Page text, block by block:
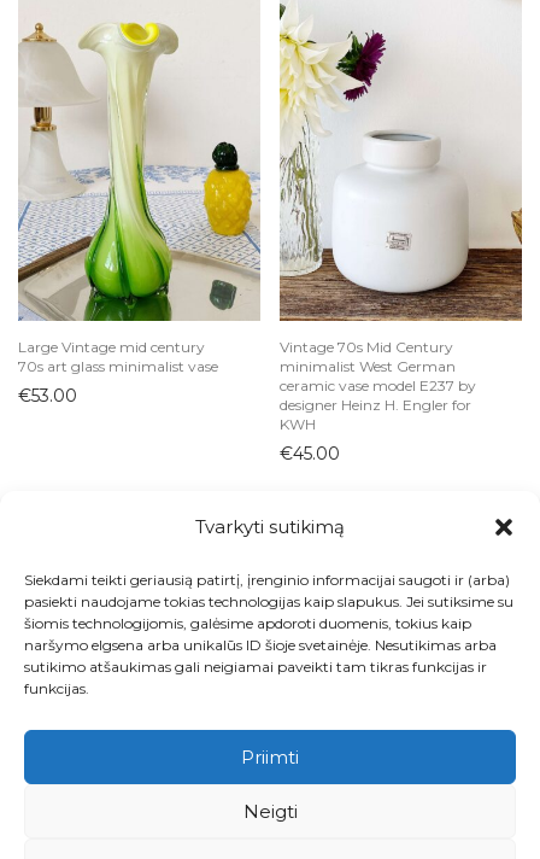
Tvarkyti sutikimą
Siekdami teikti geriausią patirtį, įrenginio informacijai saugoti ir (arba)
pasiekti naudojame tokias technologijas kaip slapukus. Jei sutiksime su
šiomis technologijomis, galėsime apdoroti duomenis, tokius kaip
naršymo elgsena arba unikalūs ID šioje svetainėje. Nesutikimas arba
sutikimo atšaukimas gali neigiamai paveikti tam tikras funkcijas ir
funkcijas.
Priimti
Neigti
Large Vintage mid century
70s art glass minimalist vase
€53.00
Vintage 70s Mid Century
minimalist West German
ceramic vase model E237 by
designer Heinz H. Engler for
KWH
€45.00
Visos prekės
Kontaktai
Apie
Paskyra
Krepšelis